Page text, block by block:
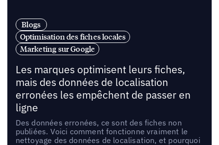
Blogs
Optimisation des fiches locales
Marketing sur Google
Les marques optimisent leurs fiches,
mais des données de localisation
erronées les empêchent de passer en
ligne
Des données erronées, ce sont des fiches non
publiées. Voici comment fonctionne vraiment le
nettoyage des données de localisation, et pourquoi